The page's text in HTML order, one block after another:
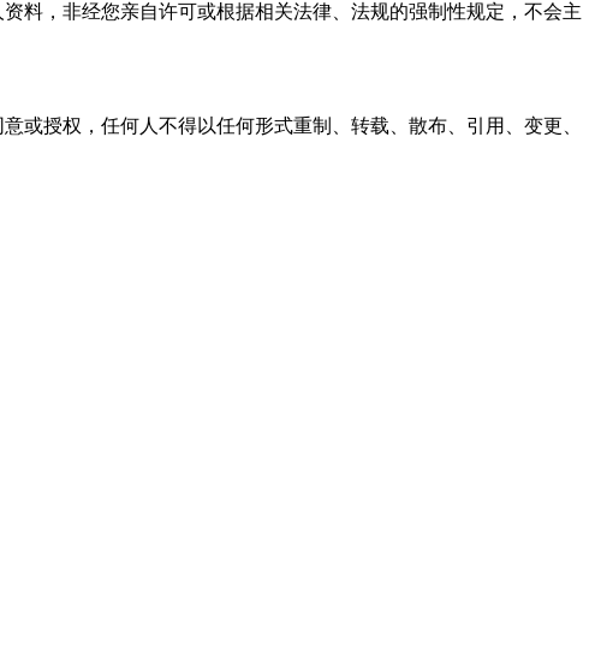
料，非经您亲自许可或根据相关法律、法规的强制性规定，不会主
或授权，任何人不得以任何形式重制、转载、散布、引用、变更、